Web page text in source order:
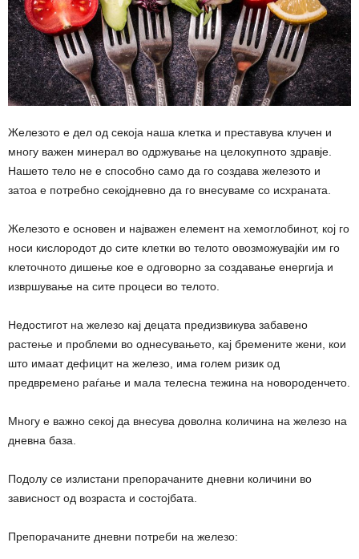
Железото е дел од секоја наша клетка и преставува клучен и
многу важен минерал во одржување на целокупното здравје.
Нашето тело не е способно само да го создава железото и
затоа е потребно секојдневно да го внесуваме со исхраната.
Железото е основен и најважен елемент на хемоглобинот, кој го
носи кислородот до сите клетки во телото овозможувајќи им го
клеточното дишење кое е одговорно за создавање енергија и
извршување на сите процеси во телото.
Недостигот на железо кај децата предизвикува забавено
растење и проблеми во однесувањето, кај бремените жени, кои
што имаат дефицит на железо, има голем ризик од
предвремено раѓање и мала телесна тежина на новороденчето.
Многу е важно секој да внесува доволна количина на железо на
дневна база.
Подолу се излистани препорачаните дневни количини во
зависност од возраста и состојбата.
Препорачаните дневни потреби на железо: